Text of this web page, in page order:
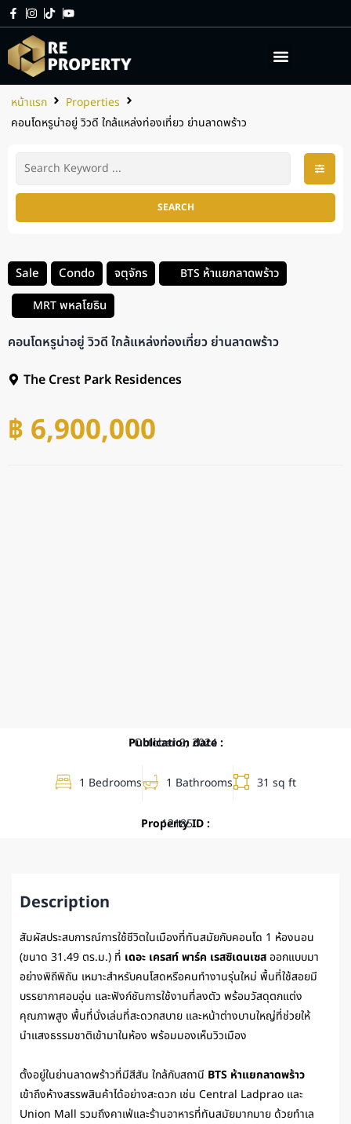
หน้าแรก
Properties
คอนโดหรูน่าอยู่ วิวดี ใกล้แหล่งท่องเที่ยว ย่านลาดพร้าว
SEARCH
Sale Condo จตุจักร BTS ห้าแยกลาดพร้าว
MRTพหลโยธิน
คอนโดหรูน่าอยู่ วิวดี ใกล้แหล่งท่องเที่ยว ย่านลาดพร้าว
The Crest Park Residences
฿ 6,900,000
Publication date :
October 9, 2024
1 Bedrooms 1 Bathrooms 31 sq ft
Property ID :
12185
Description
สัมผัสประสบการณ์การใช้ชีวิตในเมืองที่ทันสมัยกับคอนโด 1 ห้องนอน
(ขนาด 31.49 ตร.ม.) ที่ เดอะ เครสท์ พาร์ค เรสซิเดนเซสออกแบบมา
อย่างพิถีพิถัน เหมาะสำหรับคนโสดหรือคนทำงานรุ่นใหม่ พื้นที่ใช้สอยมี
บรรยากาศอบอุ่น และฟังก์ชันการใช้งานที่ลงตัว พร้อมวัสดุตกแต่ง
คุณภาพสูง พื้นที่นั่งเล่นที่สะดวกสบาย และหน้าต่างบานใหญ่ที่ช่วยให้
นำแสงธรรมชาติเข้ามาในห้อง พร้อมมองเห็นวิวเมือง
ตั้งอยู่ในย่านลาดพร้าวที่มีสีสัน ใกล้กับสถานี BTS ห้าแยกลาดพร้าว
เข้าถึงห้างสรรพสินค้าได้อย่างสะดวก เช่น Central Ladprao และ
Union Mall รวมถึงคาเฟ่และร้านอาหารที่ทันสมัยมากมาย ด้วยทำเล